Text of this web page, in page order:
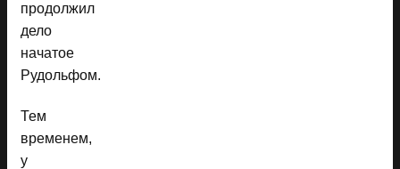
продолжил
дело
начатое
Рудольфом.
Тем
временем,
у